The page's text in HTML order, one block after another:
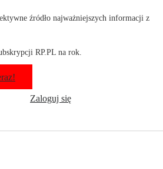
źródło najważniejszych informacji z
RP.PL na rok.
Zaloguj się